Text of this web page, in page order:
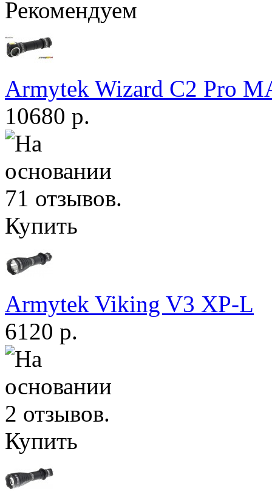
Рекомендуем
Armytek Wizard С2 Pro
10680 р.
Купить
Armytek Viking V3 XP-L
6120 р.
Купить